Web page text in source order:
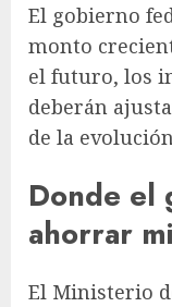
El gobierno
monto
el futuro, los
deberán
de la
Donde el
ahorrar
El Ministerio